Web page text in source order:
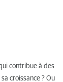
contribue à des
croissance ? Ou